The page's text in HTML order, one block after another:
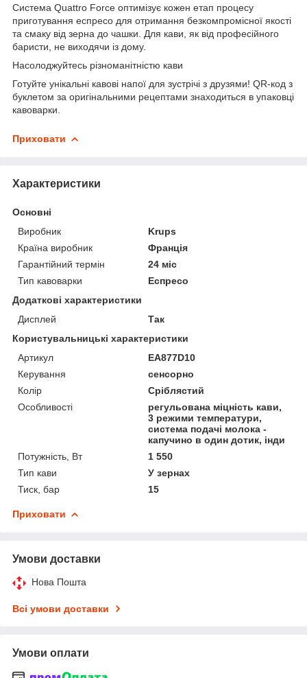
Система Quattro Force оптимізує кожен етап процесу
приготування еспресо для отримання безкомпромісної якості
та смаку від зерна до чашки. Для кави, як від професійного
баристи, не виходячи із дому.
Насолоджуйтесь різноманітністю кави
Готуйте унікальні кавові напої для зустрічі з друзями! QR-код з
буклетом за оригінальними рецептами знаходиться в упаковці
кавоварки.
Приховати
Характеристики
Основні
Виробник
Krups
Країна виробник
Франція
Гарантійний термін
24 міс
Тип кавоварки
Еспресо
Додаткові характеристики
Дисплей
Так
Користувальницькі характеристики
Артикул
EA877D10
Керування
сенсорно
Колір
Сріблястий
Особливості
регульована міцність кави,
3 режими температури,
система подачі молока -
капучино в один дотик, інди
Потужність, Вт
1 550
Тип кави
У зернах
Тиск, бар
15
Приховати
Умови доставки
Нова Пошта
Всі умови доставки
Умови оплати